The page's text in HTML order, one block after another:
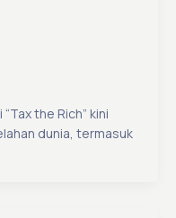
the Rich” kini
dunia, termasuk